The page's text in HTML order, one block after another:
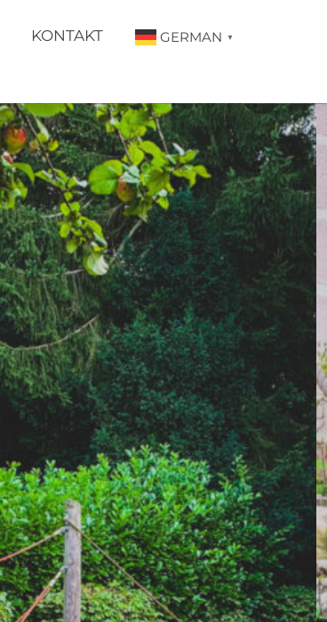
KONTAKT GERMAN ▼